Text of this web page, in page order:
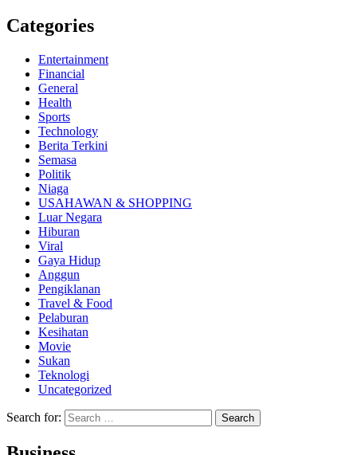
Categories
Entertainment
Financial
General
Health
Sports
Technology
Berita Terkini
Semasa
Politik
Niaga
USAHAWAN & SHOPPING
Luar Negara
Hiburan
Viral
Gaya Hidup
Anggun
Pengiklanan
Travel & Food
Pelaburan
Kesihatan
Movie
Sukan
Teknologi
Uncategorized
Search for: